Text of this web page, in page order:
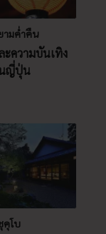
ามค่ำคืน
ะความบันเทิง
นญี่ปุ่น
คุโบ